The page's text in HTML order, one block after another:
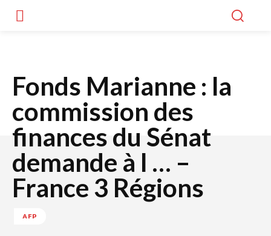
Fonds Marianne : la
commission des
finances du Sénat
demande à l … –
France 3 Régions
AFP